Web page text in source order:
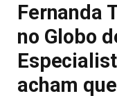
Fernanda
no Globo
acham